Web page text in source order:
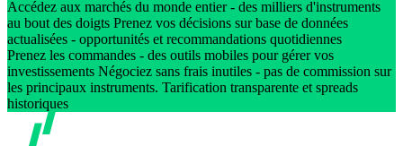
Accédez aux marchés du monde entier - des milliers d'instruments
au bout des doigts Prenez vos décisions sur base de données
actualisées - opportunités et recommandations quotidiennes
Prenez les commandes - des outils mobiles pour gérer vos
investissements Négociez sans frais inutiles - pas de commission sur
les principaux instruments. Tarification transparente et spreads
historiques